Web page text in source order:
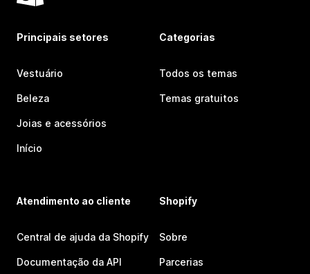
Principais setores
Vestuário
Beleza
Joias e acessórios
Início
Categorias
Todos os temas
Temas gratuitos
Atendimento ao cliente
Central de ajuda da Shopify
Documentação da API
Shopify
Sobre
Parcerias